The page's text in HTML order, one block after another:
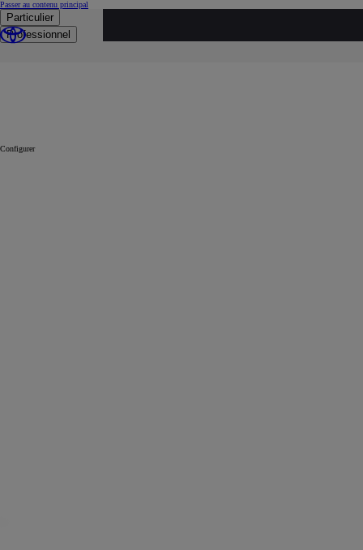
Passer au contenu principal
Particulier
Professionnel
loading content
Configurer